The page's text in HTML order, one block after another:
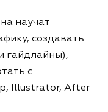
научат
создавать
гайдлайны),
с
Illustrator, After